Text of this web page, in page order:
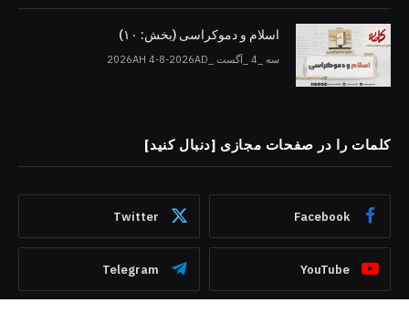
اسلام و دموکراسی (بخش: ۱۰)
سه _4 _آگست _2026AH 4-8-2026AD
کلمات را در صفحات مجازی [دنبال کنید]
Facebook
Twitter
YouTube
Telegram